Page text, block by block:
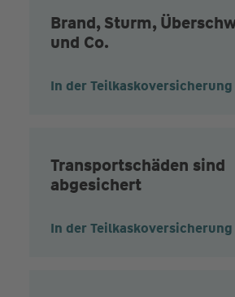
Brand, Sturm,
und Co.
In der Teilkaskoversicherung
Transportschäden sind
abgesichert
In der Teilkaskoversicherung